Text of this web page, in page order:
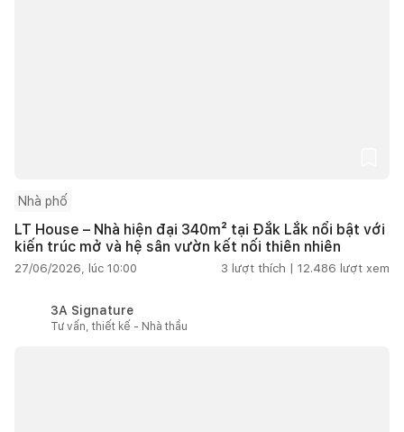
Nhà phố
LT House – Nhà hiện đại 340m² tại Đắk Lắk nổi bật với
kiến trúc mở và hệ sân vườn kết nối thiên nhiên
27/06/2026, lúc 10:00 3 lượt thích | 12.486 lượt xem
3A Signature
Tư vấn, thiết kế - Nhà thầu